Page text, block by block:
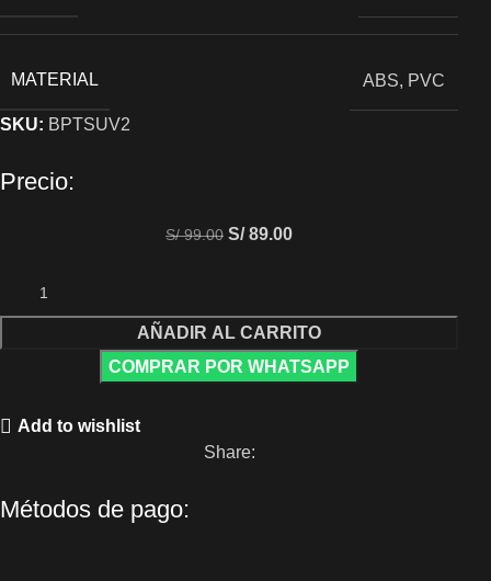
MATERIAL ABS, PVC
SKU: BPTSUV2
Precio:
S/99.00 S/89.00
AÑADIR AL CARRITO
COMPRAR POR WHATSAPP
Add to wishlist
Share:
Métodos de pago: